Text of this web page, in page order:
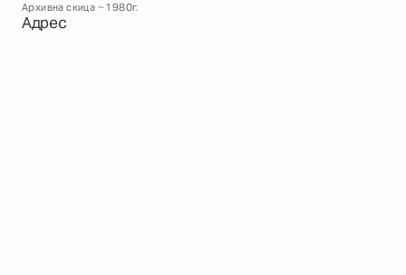
Архивна скица ~ 1980г.
Адрес